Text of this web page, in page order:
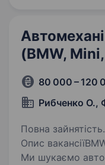
(BMW,
80 000 – 120
Рибченко О.,
Повна
Опис
Ми шукаємо